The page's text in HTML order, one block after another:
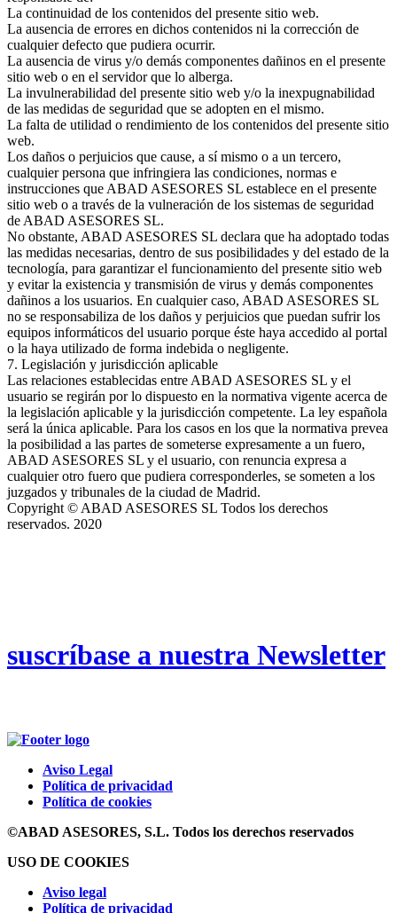
La continuidad de los contenidos del presente sitio web.
La ausencia de errores en dichos contenidos ni la corrección de
cualquier defecto que pudiera ocurrir.
La ausencia de virus y/o demás componentes dañinos en el presente
sitio web o en el servidor que lo alberga.
La invulnerabilidad del presente sitio web y/o la inexpugnabilidad
de las medidas de seguridad que se adopten en el mismo.
La falta de utilidad o rendimiento de los contenidos del presente sitio
web.
Los daños o perjuicios que cause, a sí mismo o a un tercero,
cualquier persona que infringiera las condiciones, normas e
instrucciones que ABAD ASESORES SL establece en el presente
sitio web o a través de la vulneración de los sistemas de seguridad
de ABAD ASESORES SL.
No obstante, ABAD ASESORES SL declara que ha adoptado todas
las medidas necesarias, dentro de sus posibilidades y del estado de la
tecnología, para garantizar el funcionamiento del presente sitio web
y evitar la existencia y transmisión de virus y demás componentes
dañinos a los usuarios. En cualquier caso, ABAD ASESORES SL
no se responsabiliza de los daños y perjuicios que puedan sufrir los
equipos informáticos del usuario porque éste haya accedido al portal
o la haya utilizado de forma indebida o negligente.
7. Legislación y jurisdicción aplicable
Las relaciones establecidas entre ABAD ASESORES SL y el
usuario se regirán por lo dispuesto en la normativa vigente acerca de
la legislación aplicable y la jurisdicción competente. La ley española
será la única aplicable. Para los casos en los que la normativa prevea
la posibilidad a las partes de someterse expresamente a un fuero,
ABAD ASESORES SL y el usuario, con renuncia expresa a
cualquier otro fuero que pudiera corresponderles, se someten a los
juzgados y tribunales de la ciudad de Madrid.
Copyright © ABAD ASESORES SL Todos los derechos
reservados. 2020
suscríbase a nuestra Newsletter
Aviso Legal
Política de privacidad
Política de cookies
©ABAD ASESORES, S.L. Todos los derechos reservados
USO DE COOKIES
Aviso legal
Política de privacidad